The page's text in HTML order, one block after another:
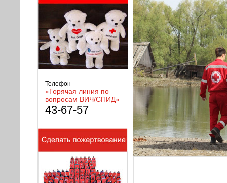
Телефон
«Горячая линия по
вопросам ВИЧ/СПИД»
43-67-57